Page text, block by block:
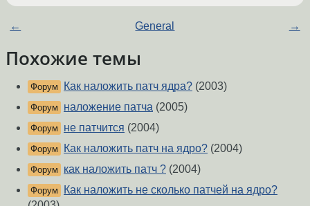
← General →
Похожие темы
Форум Как наложить патч ядра? (2003)
Форум наложение патча (2005)
Форум не патчится (2004)
Форум Как наложить патч на ядро? (2004)
Форум как наложить патч ? (2004)
Форум
Как наложить не сколько патчей на ядро?